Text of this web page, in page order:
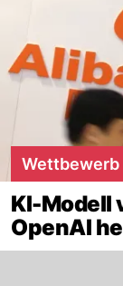
Wettbewerb
KI-Modell
OpenAI